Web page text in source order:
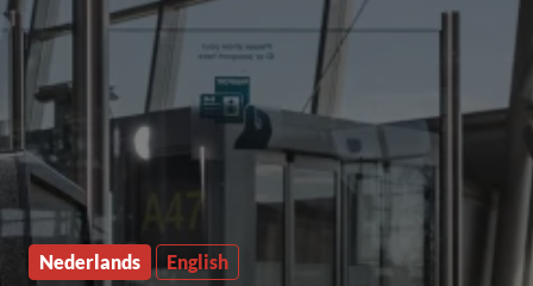
Nederlands English